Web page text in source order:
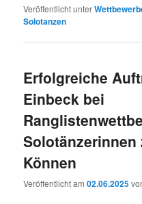
Veröffentlicht unter
Solotanzen
Erfolgreiche
Einbeck bei
Solotänzerinnen
Können
Veröffentlicht am02.06.2025